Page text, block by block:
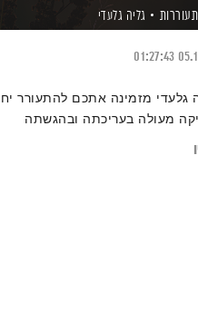
גליה גלעדי
01:27:43
גלעדי מזמינה אתכם להתעורר
מעולה בעריכתה ובהגשתה